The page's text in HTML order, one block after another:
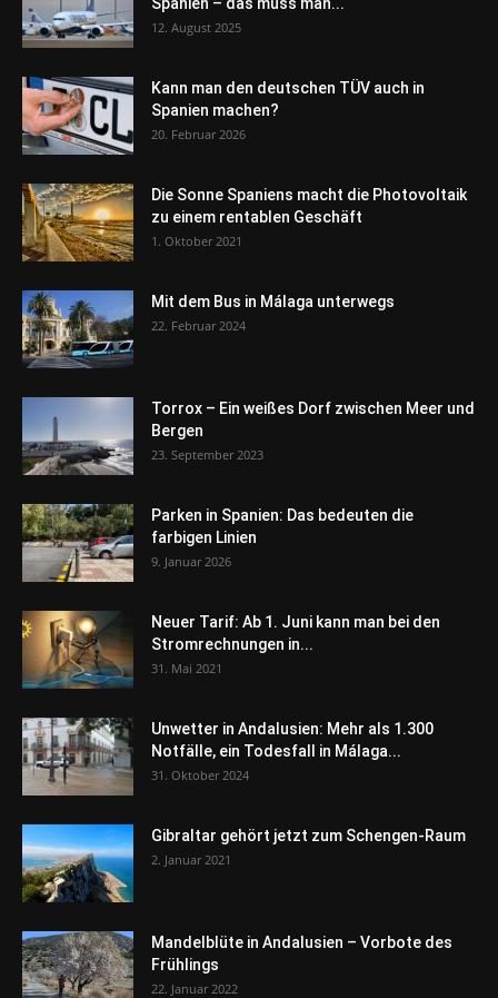
12. August 2025
Kann man den deutschen TÜV auch in
Spanien machen?
20. Februar 2026
Die Sonne Spaniens macht die Photovoltaik
zu einem rentablen Geschäft
1. Oktober 2021
Mit dem Bus in Málaga unterwegs
22. Februar 2024
Torrox – Ein weißes Dorf zwischen Meer und
Bergen
23. September 2023
Parken in Spanien: Das bedeuten die
farbigen Linien
9. Januar 2026
Neuer Tarif: Ab 1. Juni kann man bei den
Stromrechnungen in...
31. Mai 2021
Unwetter in Andalusien: Mehr als 1.300
Notfälle, ein Todesfall in Málaga...
31. Oktober 2024
Gibraltar gehört jetzt zum Schengen-Raum
2. Januar 2021
Mandelblüte in Andalusien – Vorbote des
Frühlings
22. Januar 2022